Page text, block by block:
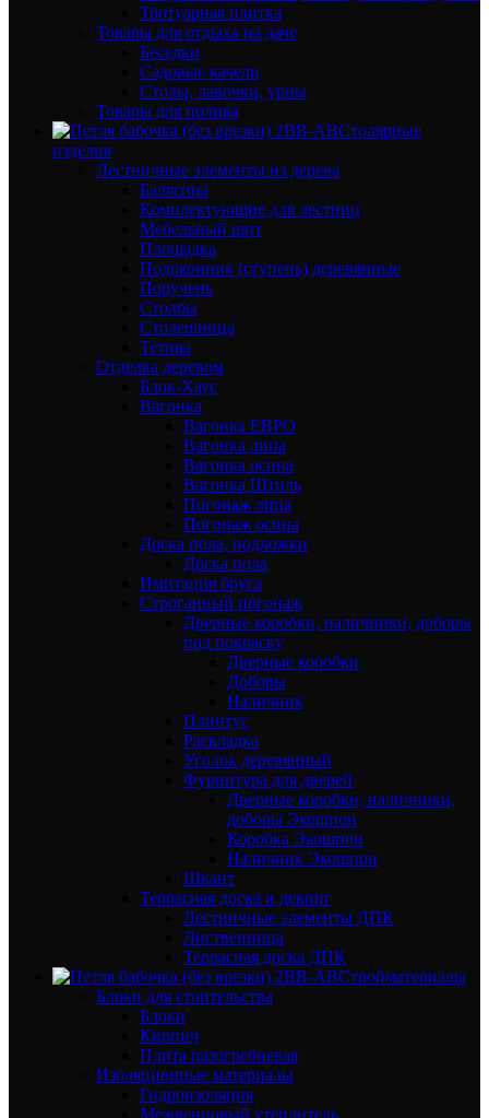
Тротуарная плитка
Товары для отдыха на даче
Беседки
Садовые качели
Столы, лавочки, урны
Товары для полива
Столярные
изделия
Лестничные элементы из дерева
Балясина
Комплектующие для лестниц
Мебельный щит
Площадка
Подоконник (ступень) деревянные
Поручень
Столбы
Столешница
Тетива
Отделка деревом
Блок-Хаус
Вагонка
Вагонка ЕВРО
Вагонка липа
Вагонка осина
Вагонка Штиль
Погонаж липа
Погонаж осина
Доска пола, подложки
Доска пола
Имитация бруса
Строганный погонаж
Дверные коробки, наличники, доборы
под покраску
Дверные коробки
Доборы
Наличник
Плинтус
Раскладка
Уголок деревянный
Фурнитура для дверей
Дверные коробки, наличники,
доборы Экошпон
Коробка Экошпон
Наличник Экошпон
Шкант
Террасная доска и декинг
Лестничные элементы ДПК
Лиственница
Террасная доска ДПК
Стройматериалы
Блоки для стоительства
Блоки
Кирпич
Плита пазогребневая
Изоляционные материалы
Гидроизоляция
Межвенцовый утеплитель